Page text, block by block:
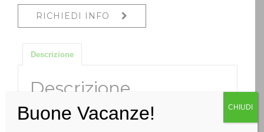
RICHIEDI INFO
Descrizione
Descrizione
Buone Vacanze! CHIUDI